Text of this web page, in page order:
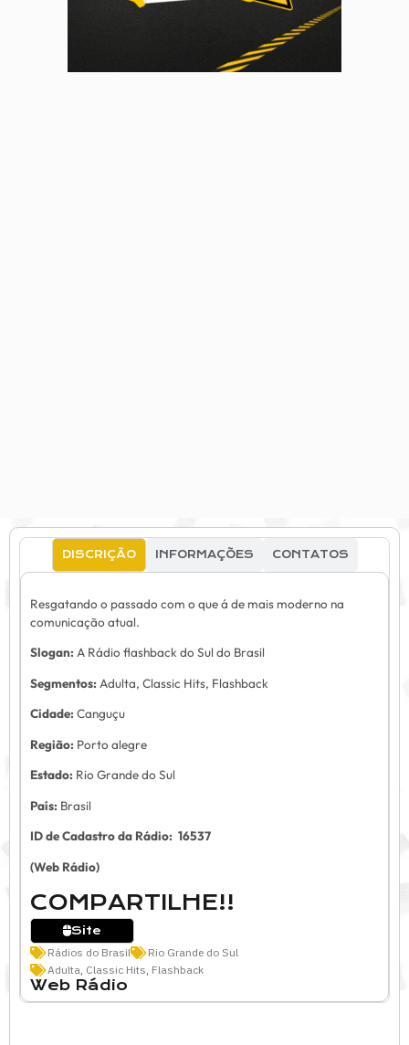
DISCRIÇÃO INFORMAÇÕES CONTATOS
Resgatando o passado com o que á de mais moderno na
comunicação atual.
Slogan: A Rádio flashback do Sul do Brasil
Segmentos: Adulta, Classic Hits, Flashback
Cidade: Canguçu
Região: Porto alegre
Estado: Rio Grande do Sul
País: Brasil
ID de Cadastro da Rádio: 16537
(Web Rádio)
COMPARTILHE!!
Site
Rádios do Brasil
Rio Grande do Sul
Adulta, Classic Hits, Flashback
Web Rádio